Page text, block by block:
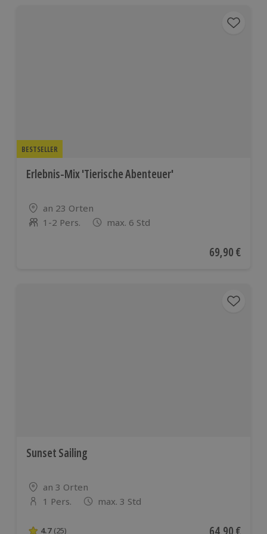
BESTSELLER
Erlebnis-Mix 'Tierische Abenteuer'
Standort
an 23 Orten
Anzahl der Teilnehmer
1-2 Pers. max. 6 Std
Aktueller
69,90 €
Sunset Sailing
Standort
an 3 Orten
Anzahl der Teilnehmer
1 Pers. max. 3 Std
4.7 (25) Aktueller
64,90 €